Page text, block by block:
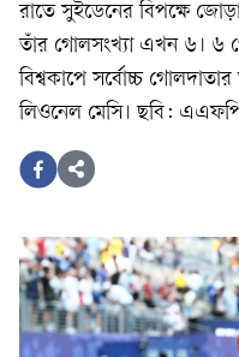
রাতে সুইডেনের বিপক্ষে
তাঁর গোলসংখ্যা এখন ৬। ৬
বিশ্বকাপে সর্বোচ্চ
লিওনেল মেসি। ছবি: